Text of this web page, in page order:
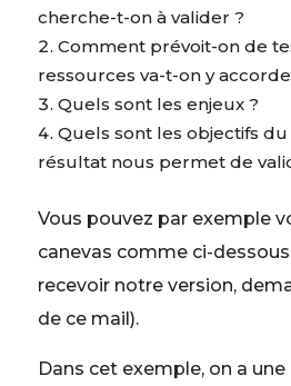
cherche-t-on à valider ?
Comment prévoit-on de
ressources va-t-on y
Quels sont les enjeux ?
Quels sont les objectifs
résultat nous permet de
Vous pouvez par exemple
canevas comme ci-
recevoir notre version,
de ce mail).
Dans cet exemple, on a